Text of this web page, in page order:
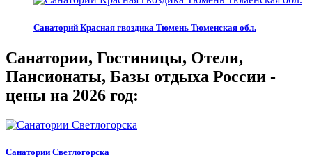
Санаторий Красная гвоздика Тюмень Тюменская обл.
Санатории, Гостиницы, Отели,
Пансионаты, Базы отдыха России -
цены на 2026 год:
Санатории Светлогорска